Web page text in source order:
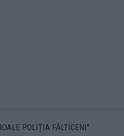
POLIȚIA FĂLTICENI"